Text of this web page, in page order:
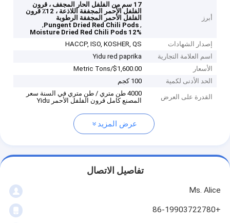
أبرز
17 سم من الفلفل الحار المجفف ، قرون
الفلفل الأحمر المجففة اللاذعة ، 12٪ قرون
الفلفل الأحمر المجففة الرطوبة
,
Pungent Dried Red Chili Pods
,
12% Moisture Dried Red Chili Pods
إصدار الشهادات
HACCP, ISO, KOSHER, QS
اسم العلامة التجارية
Yidu red paprika
الأسعار
$1,600.00/Metric Tons
الحد الأدنى لكمية
100 كجم
القدرة على العرض
4000 طن متري / طن متري في السنة سعر
المصنع كامل قرون الفلفل الأحمر Yidu
عرض المزيد
تفاصيل الاتصال
Ms. Alice
+86-19903722780